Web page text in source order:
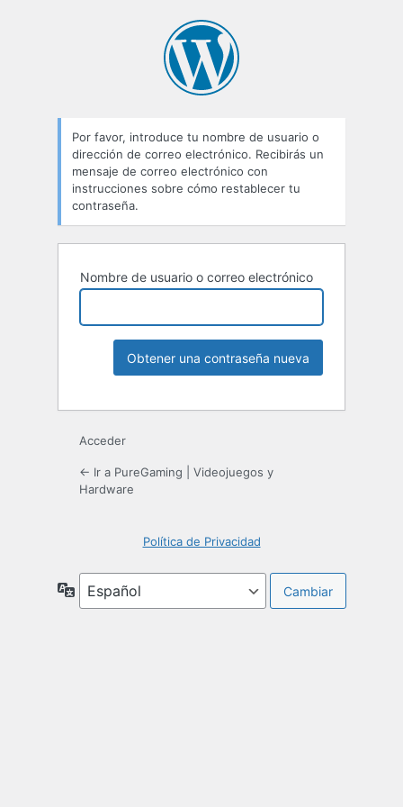
Por favor, introduce tu nombre de usuario o
dirección de correo electrónico. Recibirás un
mensaje de correo electrónico con
instrucciones sobre cómo restablecer tu
contraseña.
Nombre de usuario o correo electrónico
Acceder
← Ir a PureGaming | Videojuegos y
Hardware
Política de Privacidad
Idioma